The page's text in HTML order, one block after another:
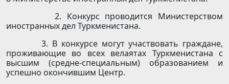
2. Конкурс проводится Министерством
иностранных дел Туркменистана.
3. В конкурсе могут участвовать граждане,
проживающие во всех велаятах Туркменистана с
высшим (средне-специальным) образованием и
успешно окончившим Центр.